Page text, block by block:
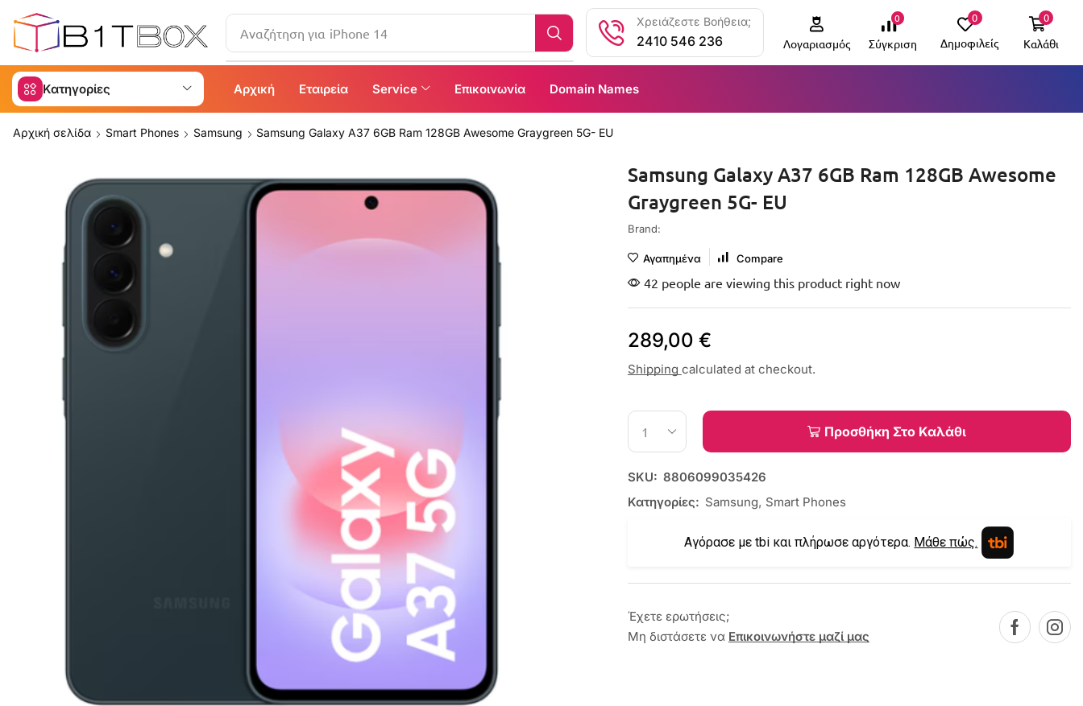
Αναζήτηση για iPhone 14
Χρειάζεστε Βοήθεια;
2410 546 236 Λογαριασμός
0
Σύγκριση
0
Δημοφιλείς
0
Καλάθι
Κατηγορίες Αρχική Εταιρεία Service Επικοινωνία Domain Names
Αρχική σελίδα Smart Phones Samsung Samsung Galaxy A37 6GB Ram 128GB Awesome Graygreen 5G- EU
Samsung Galaxy A37 6GB Ram 128GB Awesome
Graygreen 5G- EU
Brand:
Αγαπημένα Compare
42 people are viewing this product right now
289,00 €
Shipping calculated at checkout.
Προσθήκη Στο Καλάθι
SKU: 8806099035426
Κατηγορίες: Samsung, Smart Phones
Αγόρασε με tbi και πλήρωσε αργότερα. Μάθε πώς.
Έχετε ερωτήσεις;
Μη διστάσετε να Επικοινωνήστε μαζί μας